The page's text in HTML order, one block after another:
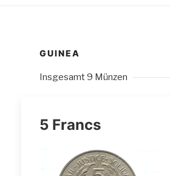
GUINEA
Insgesamt 9 Münzen
5 Francs